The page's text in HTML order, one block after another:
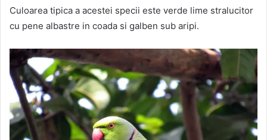
Culoarea tipica a acestei specii este verde lime stralucitor
cu pene albastre in coada si galben sub aripi.